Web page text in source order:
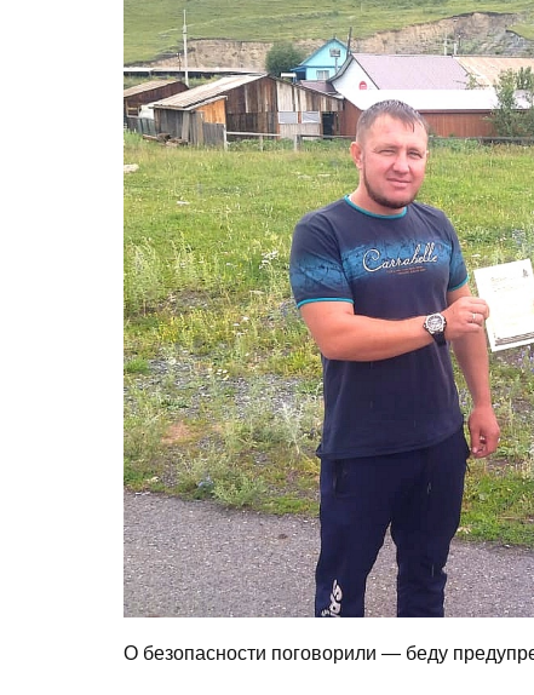
О безопасности поговорили — беду